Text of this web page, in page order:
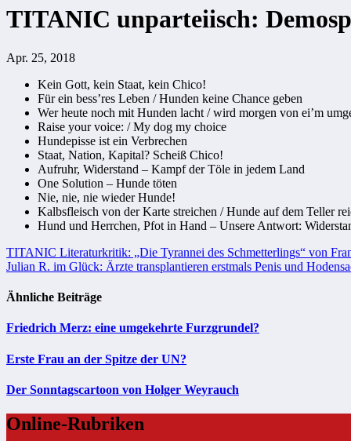
TITANIC unparteiisch:
Apr. 25, 2018
Kein Gott, kein Staat, kein Chico!
Für ein bess’res Leben / Hunden keine Chance geben
Wer heute noch mit Hunden lacht / wird morgen von ei’m
Raise your voice: / My dog my choice
Hundepisse ist ein Verbrechen
Staat, Nation, Kapital? Scheiß Chico!
Aufruhr, Widerstand – Kampf der Töle in jedem Land
One Solution – Hunde töten
Nie, nie, nie wieder Hunde!
Kalbsfleisch von der Karte streichen / Hunde auf dem Teller
Hund und Herrchen, Pfot in Hand – Unsere Antwort:
Beitragsnavigation
TITANIC Literaturkritik: „Die Tyrannei des Schmetterlings“ von
Julian R. im Glück: Ärzte transplantieren erstmals Penis und
Ähnliche Beiträge
Friedrich Merz: eine umgekehrte Furzgrundel?
Erste Frau an der Spitze der UN?
Der Sonntagscartoon von Holger Weyrauch
Online-Rubriken